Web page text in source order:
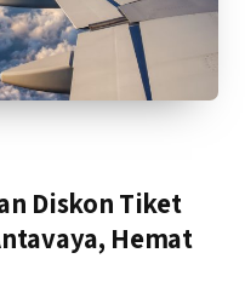
Diskon Tiket
Hemat